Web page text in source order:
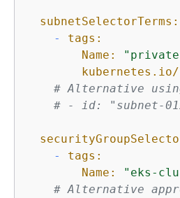
subnetSelectorTerms:
-
tags:
Name:
# Alternative
# - id: "subnet-
-
tags:
Name:
"eks-
# Alternative